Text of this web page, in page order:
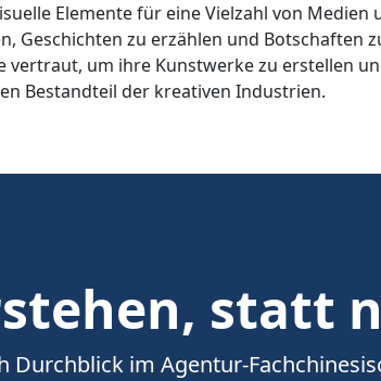
Elemente für eine Vielzahl von
Geschichten zu erzählen und
um ihre Kunstwerke zu erstellen
Bestandteil der kreativen Industrien.
statt
Durchblick im Agentur-